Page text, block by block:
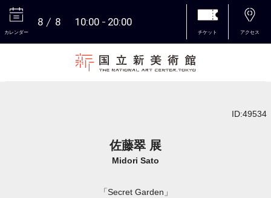
カレンダー
8 8 10:00 20:00
チケット アクセス
ID:49534
佐藤翠 展
Midori Sato
「Secret Garden」